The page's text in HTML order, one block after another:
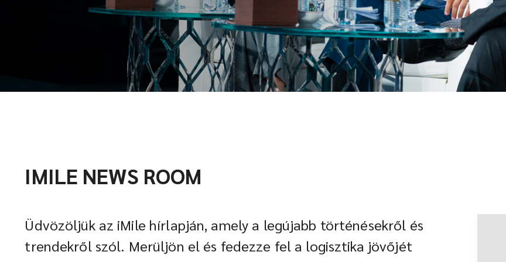
IMILE NEWS ROOM
Üdvözöljük az iMile hírlapján, amely a legújabb történésekről és
trendekről szól. Merüljön el és fedezze fel a logisztika jövőjét